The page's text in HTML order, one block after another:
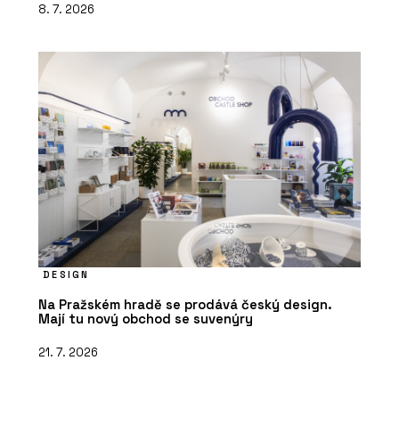
8. 7. 2026
DESIGN
Na Pražském hradě se prodává český design.
Mají tu nový obchod se suvenýry
21. 7. 2026